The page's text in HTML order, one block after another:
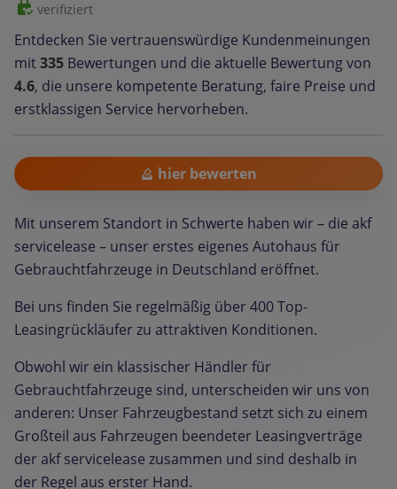
verifiziert
Entdecken Sie vertrauenswürdige Kundenmeinungen
mit335 Bewertungen und die aktuelle Bewertung von
4.6, die unsere kompetente Beratung, faire Preise und
erstklassigen Service hervorheben.
hier bewerten
Mit unserem Standort in Schwerte haben wir – die akf
servicelease – unser erstes eigenes Autohaus für
Gebrauchtfahrzeuge in Deutschland eröffnet.
Bei uns finden Sie regelmäßig über 400 Top-
Leasingrückläufer zu attraktiven Konditionen.
Obwohl wir ein klassischer Händler für
Gebrauchtfahrzeuge sind, unterscheiden wir uns von
anderen: Unser Fahrzeugbestand setzt sich zu einem
Großteil aus Fahrzeugen beendeter Leasingverträge
der akf servicelease zusammen und sind deshalb in
der Regel aus erster Hand.